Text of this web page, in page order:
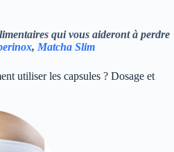
qui vous aideront à perdre
, Matcha Slim
utiliser les capsules ? Dosage et